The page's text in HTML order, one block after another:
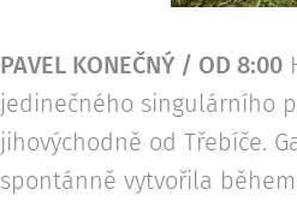
PAVEL KONEČNÝ / OD 8:00
jedinečného singulárního
jihovýchodně od Třebíče.
spontánně vytvořila během